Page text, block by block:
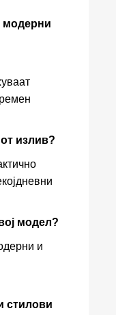
модерни
излив?
модел?
и
стилови